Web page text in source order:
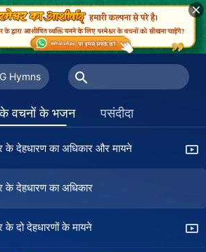
Hymns
के वचनों के भजन पसंदीदा
न्याय बेहतर दर्शाये परमेश्वर का
का कार्य ख़ासकर इंसान को जीवन
है
के देहधारण का अधिकार और मायने
के देहधारण का अधिकार
के दो देहधारणों के मायने